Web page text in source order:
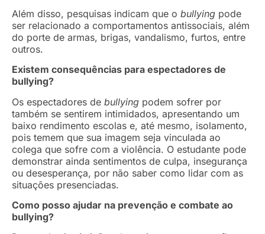
Além disso, pesquisas indicam que o bullying pode
ser relacionado a comportamentos antissociais, além
do porte de armas, brigas, vandalismo, furtos, entre
outros.
Existem consequências para espectadores de
bullying?
Os espectadores de bullying podem sofrer por
também se sentirem intimidados, apresentando um
baixo rendimento escolas e, até mesmo, isolamento,
pois temem que sua imagem seja vinculada ao
colega que sofre com a violência. O estudante pode
demonstrar ainda sentimentos de culpa, insegurança
ou desesperança, por não saber como lidar com as
situações presenciadas.
Como posso ajudar na prevenção e combate ao
bullying?